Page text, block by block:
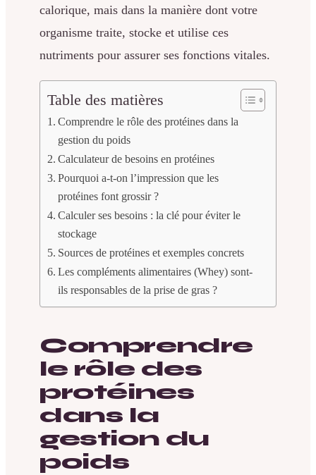
calorique, mais dans la manière dont votre
organisme traite, stocke et utilise ces
nutriments pour assurer ses fonctions vitales.
Table des matières
Comprendre le rôle des protéines dans la
gestion du poids
Calculateur de besoins en protéines
Pourquoi a-t-on l’impression que les
protéines font grossir ?
Calculer ses besoins : la clé pour éviter le
stockage
Sources de protéines et exemples concrets
Les compléments alimentaires (Whey) sont-
ils responsables de la prise de gras ?
Comprendre
le rôle des
protéines
dans la
gestion du
poids